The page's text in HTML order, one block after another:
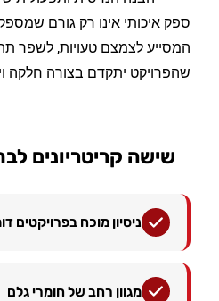
ספק איכותי אינו רק גורם
המסייע לצמצם טעויות, לשפר
שהפרויקט יתקדם בצורה חלקה
שישה קריטריונים
ניסיון מוכח בפרויקטים
מגוון רחב של חומרי גלם